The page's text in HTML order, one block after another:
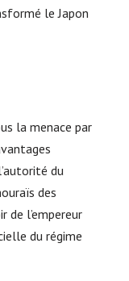
le Japon
la menace par
du
des
de l’empereur
du régime